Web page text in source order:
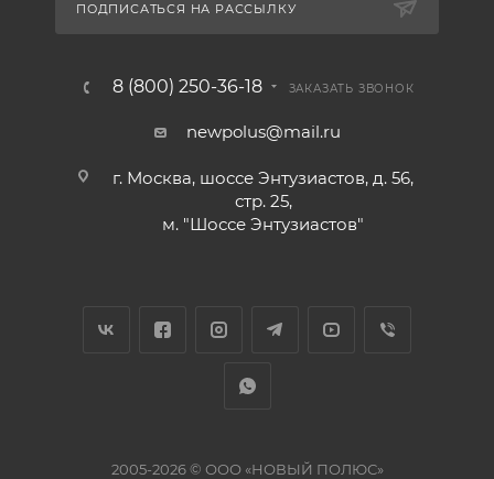
ПОДПИСАТЬСЯ НА РАССЫЛКУ
8 (800) 250-36-18 ЗАКАЗАТЬ ЗВОНОК
newpolus@mail.ru
г. Москва, шоссе Энтузиастов, д. 56,
стр. 25,
м. "Шоссе Энтузиастов"
2005-2026 © ООО «НОВЫЙ ПОЛЮС»